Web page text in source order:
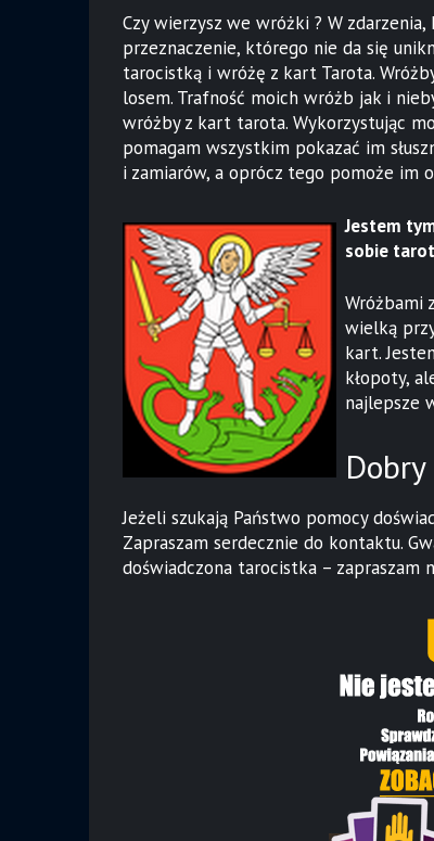
Czy wierzysz we wróżki ? W
przeznaczenie, którego nie da się
tarocistką i wróżę z kart Tarota.
losem. Trafność moich wróżb jak i
wróżby z kart tarota. Wykorzystując
pomagam wszystkim pokazać im
i zamiarów, a oprócz tego pomoże im
Jestem
sobie
Wróżbami
wielką
kart.
kłopoty,
najlepsze
Jeżeli szukają Państwo pomocy
Zapraszam serdecznie do kontaktu.
doświadczona tarocistka – zapraszam